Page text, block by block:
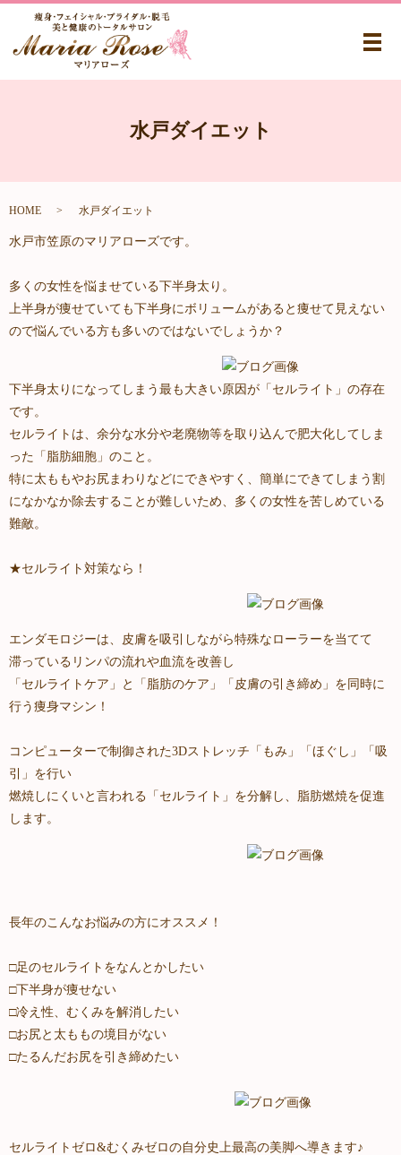
メ
水戸ダイエット
HOME 水戸ダイエット
水戸市笠原のマリアローズです。
多くの女性を悩ませている下半身太り。
上半身が痩せていても下半身にボリュームがあると痩せて見えない
ので悩んでいる方も多いのではないでしょうか？
下半身太りになってしまう最も大きい原因が「セルライト」の存在
です。
セルライトは、余分な水分や老廃物等を取り込んで肥大化してしま
った「脂肪細胞」のこと。
特に太ももやお尻まわりなどにできやすく、簡単にできてしまう割
になかなか除去することが難しいため、多くの女性を苦しめている
難敵。
★セルライト対策なら！
エンダモロジーは、皮膚を吸引しながら特殊なローラーを当てて
滞っているリンパの流れや血流を改善し
「セルライトケア」と「脂肪のケア」「皮膚の引き締め」を同時に
行う痩身マシン！
コンピューターで制御された3Dストレッチ「もみ」「ほぐし」「吸
引」を行い
燃焼しにくいと言われる「セルライト」を分解し、脂肪燃焼を促進
します。
長年のこんなお悩みの方にオススメ！
□足のセルライトをなんとかしたい
□下半身が痩せない
□冷え性、むくみを解消したい
□お尻と太ももの境目がない
□たるんだお尻を引き締めたい
セルライトゼロ&むくみゼロの自分史上最高の美脚へ導きます♪